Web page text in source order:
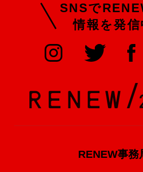
SNSで
情報を発信
RENEW事務